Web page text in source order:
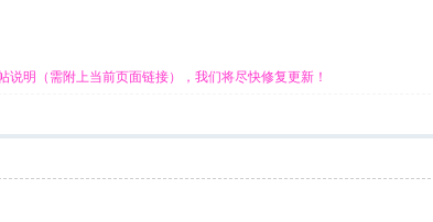
明（需附上当前页面链接），我们将尽快修复更新！